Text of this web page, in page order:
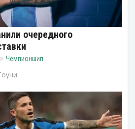
очередного
Чемпионшип